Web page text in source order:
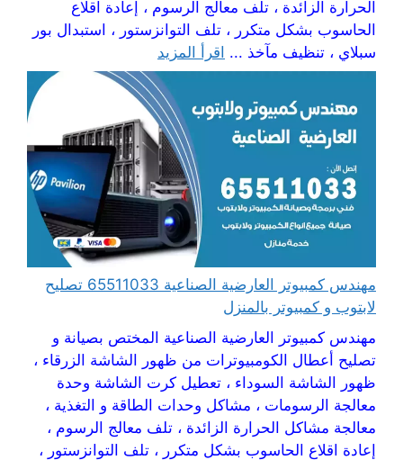
الحرارة الزائدة ، تلف معالج الرسوم ، إعادة اقلاع
الحاسوب بشكل متكرر ، تلف التوانزستور ، استبدال بور
سبلاي ، تنظيف مآخذ ... اقرأ المزيد
مهندس كمبيوتر العارضية الصناعية 65511033 تصليح
لابتوب و كمبيوتر بالمنزل
مهندس كمبيوتر العارضية الصناعية المختص بصيانة و
تصليح أعطال الكومبيوترات من ظهور الشاشة الزرقاء ،
ظهور الشاشة السوداء ، تعطيل كرت الشاشة وحدة
معالجة الرسومات ، مشاكل وحدات الطاقة و التغذية ،
معالجة مشاكل الحرارة الزائدة ، تلف معالج الرسوم ،
إعادة اقلاع الحاسوب بشكل متكرر ، تلف التوانزستور ،